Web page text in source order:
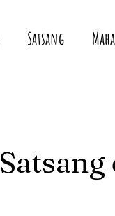
Satsang